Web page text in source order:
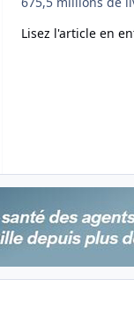
Lisez l'article en